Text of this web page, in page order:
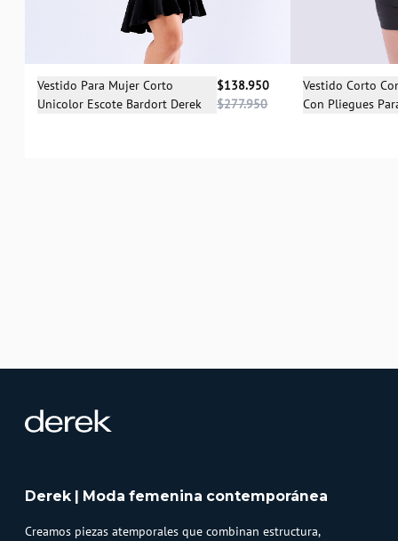
Selecciona una talla
S
Vestido Para Mujer Corto
Unicolor Escote Bardort Derek
$138.950
$277.950
Vestido Corto
Con Pliegues
Derek | Moda femenina contemporánea
Creamos piezas atemporales que combinan estructura,